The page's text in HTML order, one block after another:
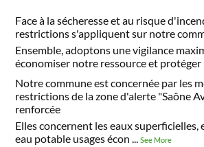
Face à la sécheresse et au risque
restrictions s'appliquent sur notre
Ensemble, adoptons une vigilance
économiser notre ressource et protéger
Notre commune est concernée par les
restrictions de la zone d'alerte "Saône
renforcée
Elles concernent les eaux superficielles,
eau potable usages écon
...See More